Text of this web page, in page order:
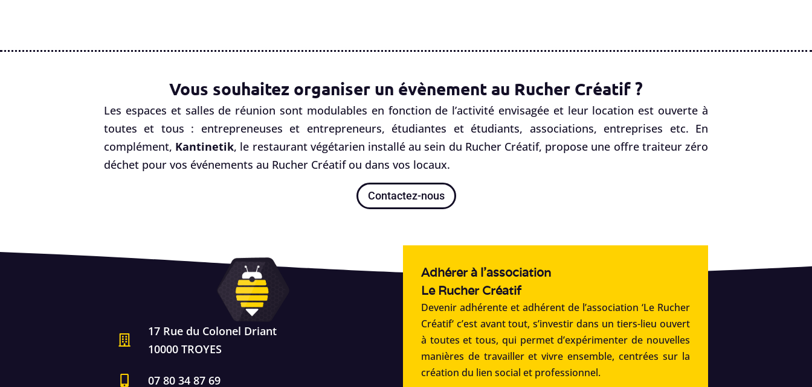
Vous souhaitez organiser un évènement au Rucher Créatif ?
Les espaces et salles de réunion sont modulables en fonction de l’activité envisagée et leur location est ouverte à
toutes et tous : entrepreneuses et entrepreneurs, étudiantes et étudiants, associations, entreprises etc. En
complément, Kantinetik, le restaurant végétarien installé au sein du Rucher Créatif, propose une offre traiteur zéro
déchet pour vos événements au Rucher Créatif ou dans vos locaux.
Contactez-nous
17 Rue du Colonel Driant
10000 TROYES
07 80 34 87 69
Adhérer à l'association
Le Rucher Créatif
Devenir adhérente et adhérent de l’association ‘Le Rucher
Créatif‘ c’est avant tout, s’investir dans un tiers-lieu ouvert
à toutes et tous, qui permet d’expérimenter de nouvelles
manières de travailler et vivre ensemble, centrées sur la
création du lien social et professionnel.